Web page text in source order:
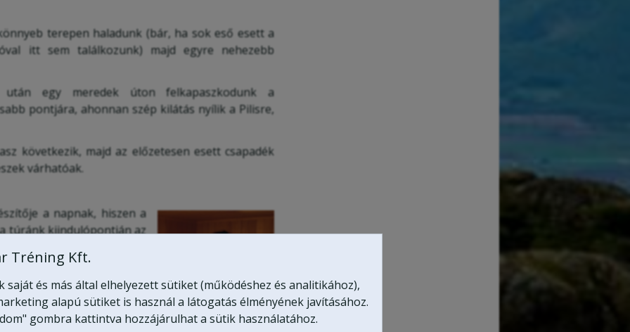
terepen haladunk (bár, ha sok eső esett a
itt sem találkozunk) majd egyre nehezebb
után egy meredek úton felkapaszkodunk a
pontjára, ahonnan szép kilátás nyílik a Pilisre,
következik, majd az előzetesen esett csapadék
várhatóak.
a napnak, hiszen a
túránk kiindulópontján az
fittness terem,
a szauna, a fittness
a bowling pálya külön
Tréning Kft.
saját és más által elhelyezett sütiket (működéshez és analitikához),
alapú sütiket is használ a látogatás élményének javításához.
gombra kattintva hozzájárulhat a sütik használatához.